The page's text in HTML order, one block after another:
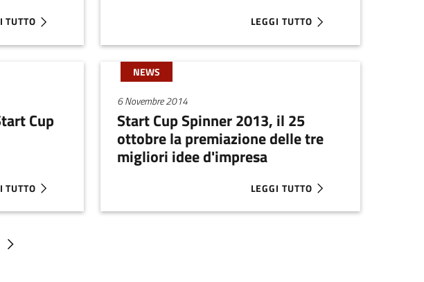
EDIZ. 2013
TUTTO
DA RIMINI IL CONCORSO NUOVE IDEE NUOVE IMPRESE 2013: 38.000€ AI VINCITORI
LEGGI TUTTO
ABOUT INTEL BUSINESS
Cup
TUTTO
CONTO ALLA ROVESCIA PER START CUP SPINNER 2013. GIOVEDÌ LA PREMIAZIONE A
NEWS
6 Novembre 2014
Start Cup Spinner 2013, il 25
ottobre la premiazione delle tre
migliori idee d'impresa
LEGGI TUTTO
ABOUT START CUP SPINNER 2013,
Pagina successiva